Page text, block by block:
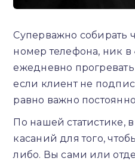
Суперважно собирать
номер телефона, ник в
ежедневно
если клиент не
равно важно
По нашей статистике,
касаний для того,
либо. Вы сами или